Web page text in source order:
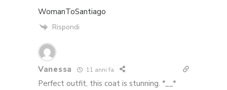
WomanToSantiago
Rispondi
Vanessa 11 anni fa
Perfect outfit, this coat is stunning. *__*